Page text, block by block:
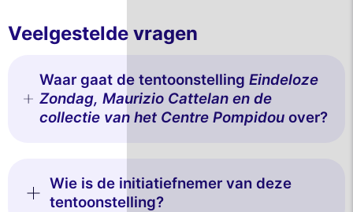
Veelgestelde vragen
Waar gaat de tentoonstelling Eindeloze
Zondag, Maurizio Cattelan en de
collectie van het Centre Pompidouover?
Wie is de initiatiefnemer van deze
tentoonstelling?